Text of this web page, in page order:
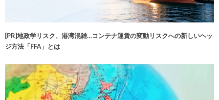
[PR]地政学リスク、港湾混雑…コンテナ運賃の変動リスクへの新しいヘッ
ジ方法「FFA」とは